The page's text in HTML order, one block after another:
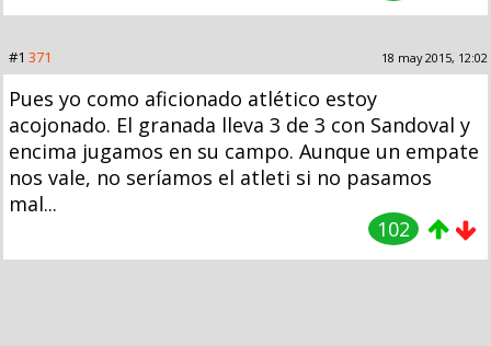
#1 371 18 may 2015, 12:02
Pues yo como aficionado atlético estoy
acojonado. El granada lleva 3 de 3 con Sandoval y
encima jugamos en su campo. Aunque un empate
nos vale, no seríamos el atleti si no pasamos
mal...
102